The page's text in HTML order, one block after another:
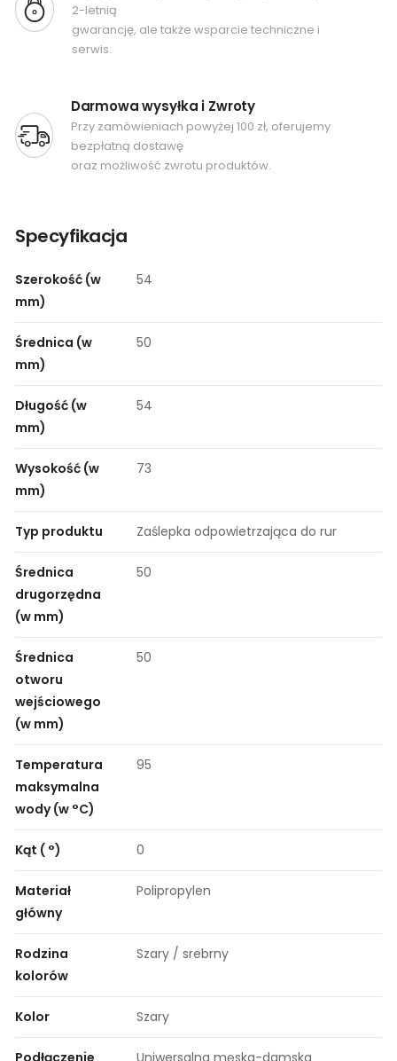
2-letnią
gwarancję, ale także wsparcie techniczne i
serwis.
Darmowa wysyłka i Zwroty
Przy zamówieniach powyżej 100 zł, oferujemy
bezpłatną dostawę
oraz możliwość zwrotu produktów.
Specyfikacja
Szerokość (w
mm)
54
Średnica (w
mm)
50
Długość (w
mm)
54
Wysokość (w
mm)
73
Typ produktu Zaślepka odpowietrzająca do rur
Średnica
drugorzędna
(w mm)
50
Średnica
otworu
wejściowego
(w mm)
50
Temperatura
maksymalna
wody (w °C)
95
Kąt ( °) 0
Materiał
główny
Polipropylen
Rodzina
kolorów
Szary / srebrny
Kolor Szary
Podłączenie Uniwersalna męska-damska